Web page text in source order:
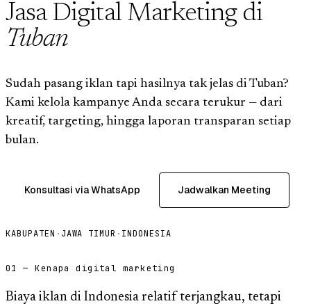
Jasa Digital Marketing di
Tuban
Sudah pasang iklan tapi hasilnya tak jelas di Tuban?
Kami kelola kampanye Anda secara terukur — dari
kreatif, targeting, hingga laporan transparan setiap
bulan.
Konsultasi via WhatsApp Jadwalkan Meeting
KABUPATEN · JAWA TIMUR · INDONESIA
01 — Kenapa digital marketing
Biaya iklan di Indonesia relatif terjangkau, tetapi